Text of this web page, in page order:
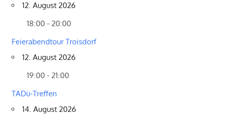
12. August 2026
18:00 - 20:00
Feierabendtour Troisdorf
12. August 2026
19:00 - 21:00
TADü-Treffen
14. August 2026